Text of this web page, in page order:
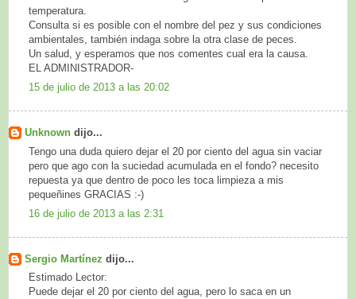
temperatura.
Consulta si es posible con el nombre del pez y sus condiciones
ambientales, también indaga sobre la otra clase de peces.
Un salud, y esperamos que nos comentes cual era la causa.
EL ADMINISTRADOR-
15 de julio de 2013 a las 20:02
Unknown dijo...
Tengo una duda quiero dejar el 20 por ciento del agua sin vaciar
pero que ago con la suciedad acumulada en el fondo? necesito
repuesta ya que dentro de poco les toca limpieza a mis
pequeñines GRACIAS :-)
16 de julio de 2013 a las 2:31
Sergio Martínez dijo...
Estimado Lector:
Puede dejar el 20 por ciento del agua, pero lo saca en un